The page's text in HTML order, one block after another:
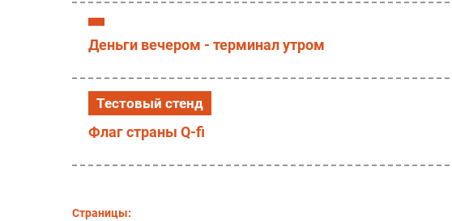
Деньги вечером - терминал утром
Тестовый стенд
Флаг страны Q-fi
Страницы: